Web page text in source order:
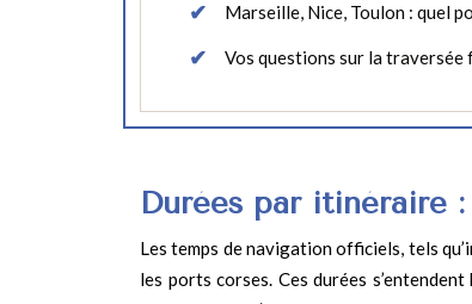
Marseille, Nice, Toulon : quel
Vos questions sur la traversée
Durées par itinéraire
Les temps de navigation officiels, tels
les ports corses. Ces durées